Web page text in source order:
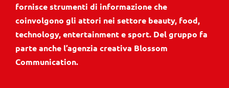
fornisce strumenti di informazione che
coinvolgono gli attori nei settore beauty, food,
technology, entertainment e sport. Del gruppo fa
parte anche l’agenzia creativa Blossom
Communication.